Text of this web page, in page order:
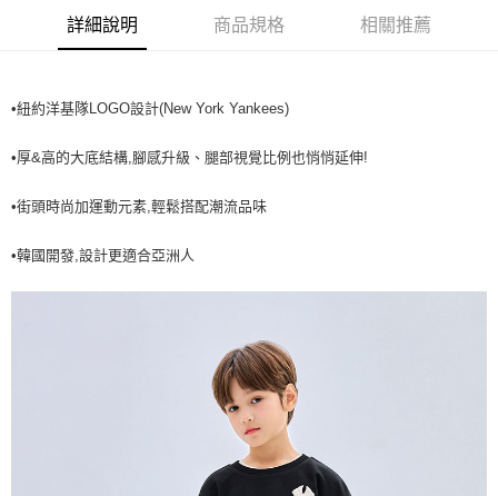
7-11取貨付款<未取貨列黑名單/不支援離島取退>
每筆NT$60，滿NT$499(含以上)免運費
宅配滿699免運
詳細說明 商品規格 相關推薦
•紐約洋基隊LOGO設計(New York Yankees)
•厚&高的大底結構,腳感升級、腿部視覺比例也悄悄延伸!
•街頭時尚加運動元素,輕鬆搭配潮流品味
•韓國開發,設計更適合亞洲人